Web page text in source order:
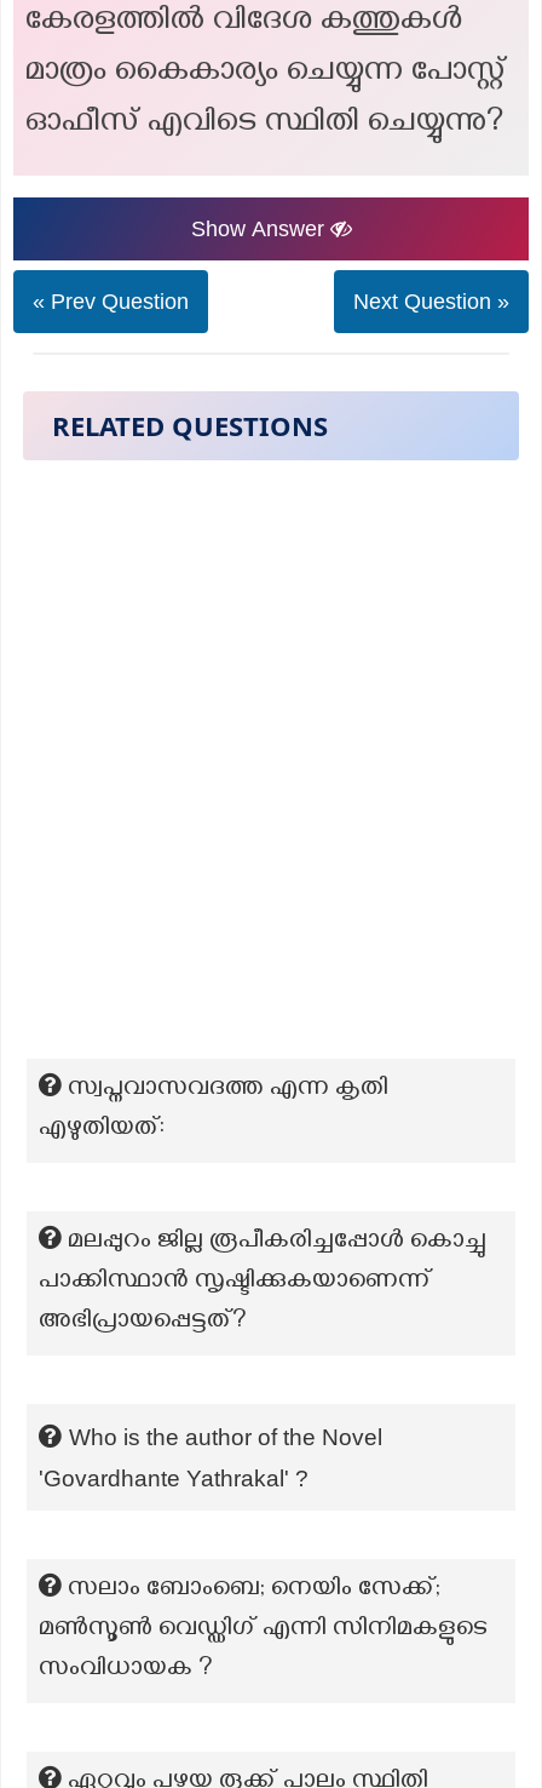
കേരളത്തിൽ വിദേശ കത്തുകൾ
മാത്രം കൈകാര്യം ചെയ്യുന്ന പോസ്റ്റ്
ഓഫീസ് എവിടെ സ്ഥിതി ചെയ്യുന്നു?
Show Answer
« Prev Question Next Question »
RELATED QUESTIONS
സ്വപ്നവാസവദത്ത എന്ന കൃതി
എഴുതിയത്:
മലപ്പുറം ജില്ല രൂപീകരിച്ചപ്പോൾ കൊച്ചു
പാക്കിസ്ഥാൻ സൃഷ്ടിക്കുകയാണെന്ന്
അഭിപ്രായപ്പെട്ടത്?
Who is the author of the Novel
'Govardhante Yathrakal' ?
സലാം ബോംബെ; നെയിം സേക്ക്;
മൺസൂൺ വെഡ്ഡിഗ് എന്നി സിനിമകളുടെ
സംവിധായക ?